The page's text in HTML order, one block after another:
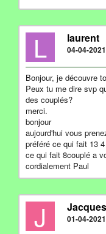
L laurent
04-04-
Bonjour, je découvre
Peux tu me dire svp
des couplés?
merci.
bonjour
aujourd'hui vous
préféré ce qui fait 13
ce qui fait 8couplé a
cordialement Paul
J Jacques
01-04-